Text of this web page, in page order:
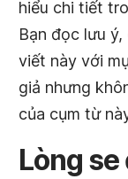
hiểu chi tiết
Bạn đọc lưu
viết này với
giả nhưng
của cụm từ
Lòng se